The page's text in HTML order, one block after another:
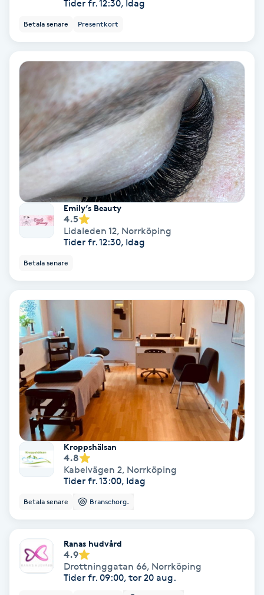
Nageltrång
Nagelvård
Naglar borttagning
Naglar reparation
Naprapati
Navelpiercing
NBE-massage
Olaplex
Olaplexbehandling
Ombre
Ombre brows
Ombre naglar
Optiker
Ortobionomi
Ortopedi
Tider fr. 12:30, Idag
Betala senare Presentkort
Emily’s Beauty
4.5
Lidaleden 12, Norrköping
Tider fr. 12:30, Idag
Betala senare
Kroppshälsan
4.8
Kabelvägen 2, Norrköping
Tider fr. 13:00, Idag
Betala senare Branschorg.
Ranas hudvård
4.9
Drottninggatan 66, Norrköping
Tider fr. 09:00, tor 20 aug.